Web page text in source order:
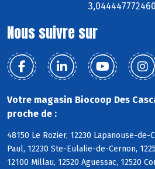
Nous suivre sur
Votre magasin Biocoop Des
proche de :
48150 Le Rozier, 12230 Lapanouse-de-
Paul, 12230 Ste-Eulalie-de-Cernon,
12100 Millau, 12520 Aguessac, 12520